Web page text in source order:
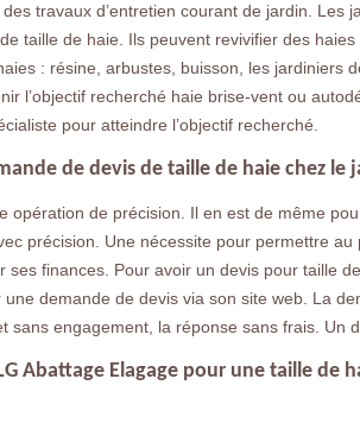
travaux d’entretien courant de jardin. Les
taille de haie. Ils peuvent revivifier des
: résine, arbustes, buisson, les jardiniers
l’objectif recherché haie brise-vent ou
pour atteindre l’objectif recherché.
de devis de taille de haie chez le
opération de précision. Il en est de même
précision. Une nécessite pour permettre
ses finances. Pour avoir un devis pour taille
une demande de devis via son site web. La
sans engagement, la réponse sans frais. Un
Abattage Elagage pour une taille de